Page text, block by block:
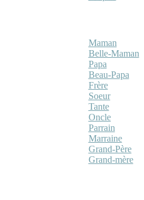
Maman
Belle-Maman
Papa
Beau-Papa
Frère
Soeur
Tante
Oncle
Parrain
Marraine
Grand-Père
Grand-mère